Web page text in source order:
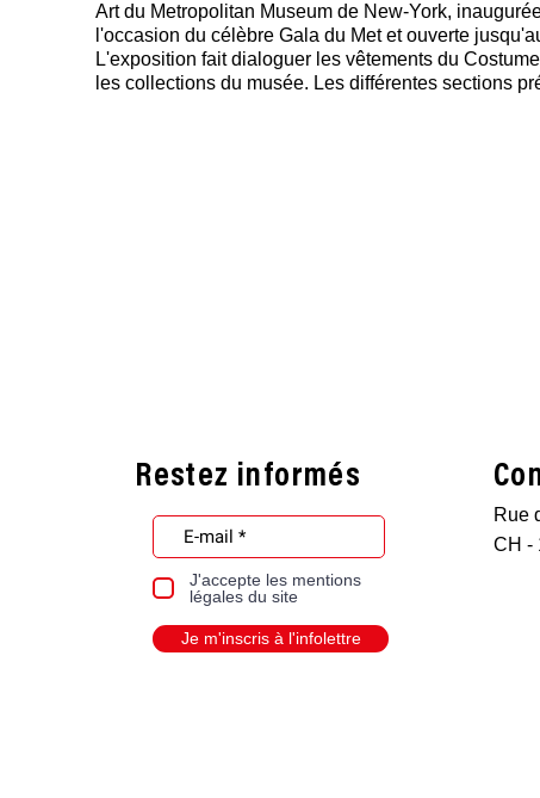
Art du Metropolitan Museum de New-York,
l'occasion du célèbre Gala du Met et ouverte
L'exposition fait dialoguer les vêtements du
les collections du musée. Les différentes sections
Restez informés
J'accepte les mentions
légales du site
Je m'inscris à l'infolettre
Rue
CH -